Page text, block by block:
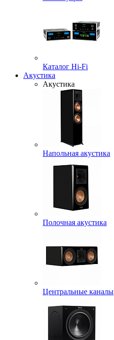
Каталог Hi-Fi
Акустика
Акустика
Напольная акустика
Полочная акустика
Центральные каналы